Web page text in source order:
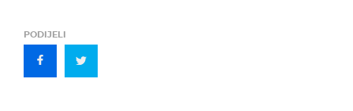
PODIJELI